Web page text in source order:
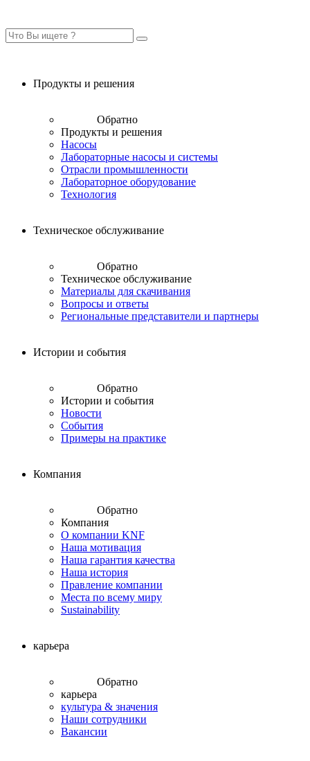
Продукты и решения
Обратно
Продукты и решения
Насосы
Лабораторные насосы и системы
Отрасли промышленности
Лабораторное оборудование
Технология
Техническое обслуживание
Обратно
Техническое обслуживание
Материалы для скачивания
Вопросы и ответы
Региональные представители и партнеры
Истории и события
Обратно
Истории и события
Новости
События
Примеры на практике
Компания
Обратно
Компания
О компании KNF
Наша мотивация
Наша гарантия качества
Наша история
Правление компании
Места по всему миру
Sustainability
карьера
Обратно
карьера
культура & значения
Наши сотрудники
Вакансии